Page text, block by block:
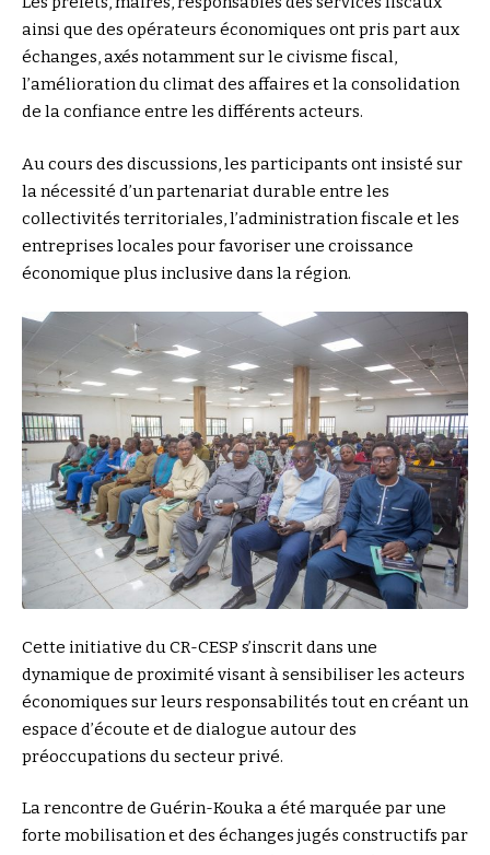
ainsi que des opérateurs économiques ont pris part aux
échanges, axés notamment sur le civisme fiscal,
l’amélioration du climat des affaires et la consolidation
de la confiance entre les différents acteurs.
Au cours des discussions, les participants ont insisté sur
la nécessité d’un partenariat durable entre les
collectivités territoriales, l’administration fiscale et les
entreprises locales pour favoriser une croissance
économique plus inclusive dans la région.
Cette initiative du CR-CESP s’inscrit dans une
dynamique de proximité visant à sensibiliser les acteurs
économiques sur leurs responsabilités tout en créant un
espace d’écoute et de dialogue autour des
préoccupations du secteur privé.
La rencontre de Guérin-Kouka a été marquée par une
forte mobilisation et des échanges jugés constructifs par